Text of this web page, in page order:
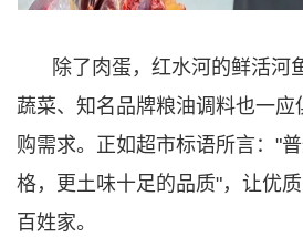
除了肉蛋，红水河的鲜活河
蔬菜、知名品牌粮油调料也一应
购需求。正如超市标语所言："
格，更土味十足的品质"，让优
百姓家。